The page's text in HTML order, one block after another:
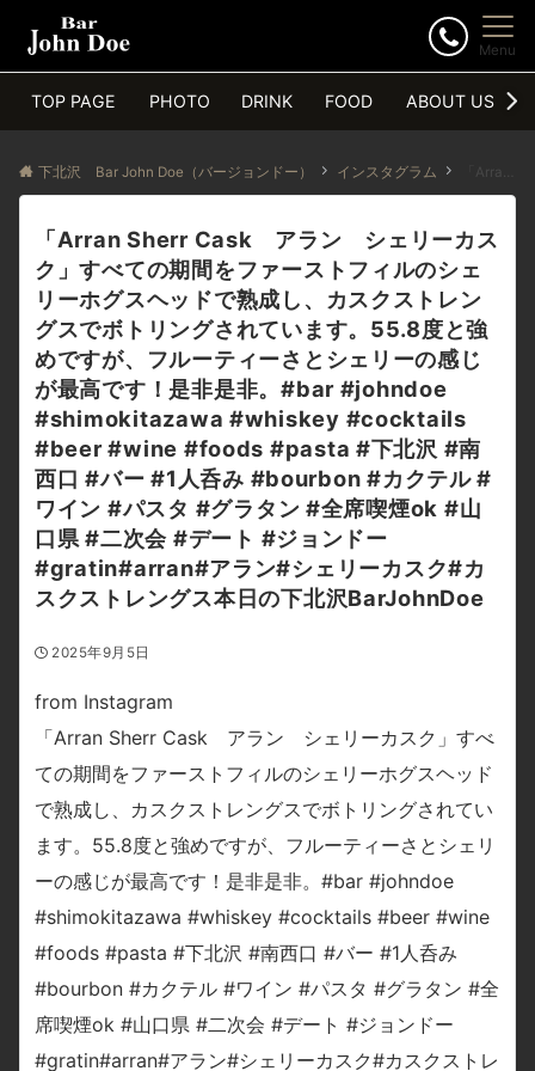
Menu
TOP PAGE PHOTO DRINK FOOD ABOUT US
下北沢 Bar John Doe（バージョンドー） インスタグラム 「Arran Sherr Cask アラン シェリーカスク」すべての期間をファーストフィルのシェリーホグスヘッドで熟成し、カスクストレングスでボトリングされています。55.8度と強めですが、フルーティーさとシェリーの感じが最高です！是非是非。#bar #johndoe #shimokitazawa #whiskey #cocktails #beer #wine #foods #pasta #下北沢 #南西口 #バー #1人呑み #bourbon #カクテル #ワイン #パスタ #グラタン #全席喫煙ok #山口県 #二次会 #デート #ジョンドー #gratin#arran#アラン#シェリーカスク#カスクストレングス本日の下北沢BarJohnDoe
「Arran Sherr Cask アラン シェリーカス
ク」すべての期間をファーストフィルのシェ
リーホグスヘッドで熟成し、カスクストレン
グスでボトリングされています。55.8度と強
めですが、フルーティーさとシェリーの感じ
が最高です！是非是非。#bar #johndoe
#shimokitazawa #whiskey #cocktails
#beer #wine #foods #pasta #下北沢 #南
西口 #バー #1人呑み #bourbon #カクテル #
ワイン #パスタ #グラタン #全席喫煙ok #山
口県 #二次会 #デート #ジョンドー
#gratin#arran#アラン#シェリーカスク#カ
スクストレングス本日の下北沢BarJohnDoe
2025年9月5日
from Instagram
「Arran Sherr Cask アラン シェリーカスク」すべ
ての期間をファーストフィルのシェリーホグスヘッド
で熟成し、カスクストレングスでボトリングされてい
ます。55.8度と強めですが、フルーティーさとシェリ
ーの感じが最高です！是非是非。#bar #johndoe
#shimokitazawa #whiskey #cocktails #beer #wine
#foods #pasta #下北沢 #南西口 #バー #1人呑み
#bourbon #カクテル #ワイン #パスタ #グラタン #全
席喫煙ok #山口県 #二次会 #デート #ジョンドー
#gratin#arran#アラン#シェリーカスク#カスクストレ